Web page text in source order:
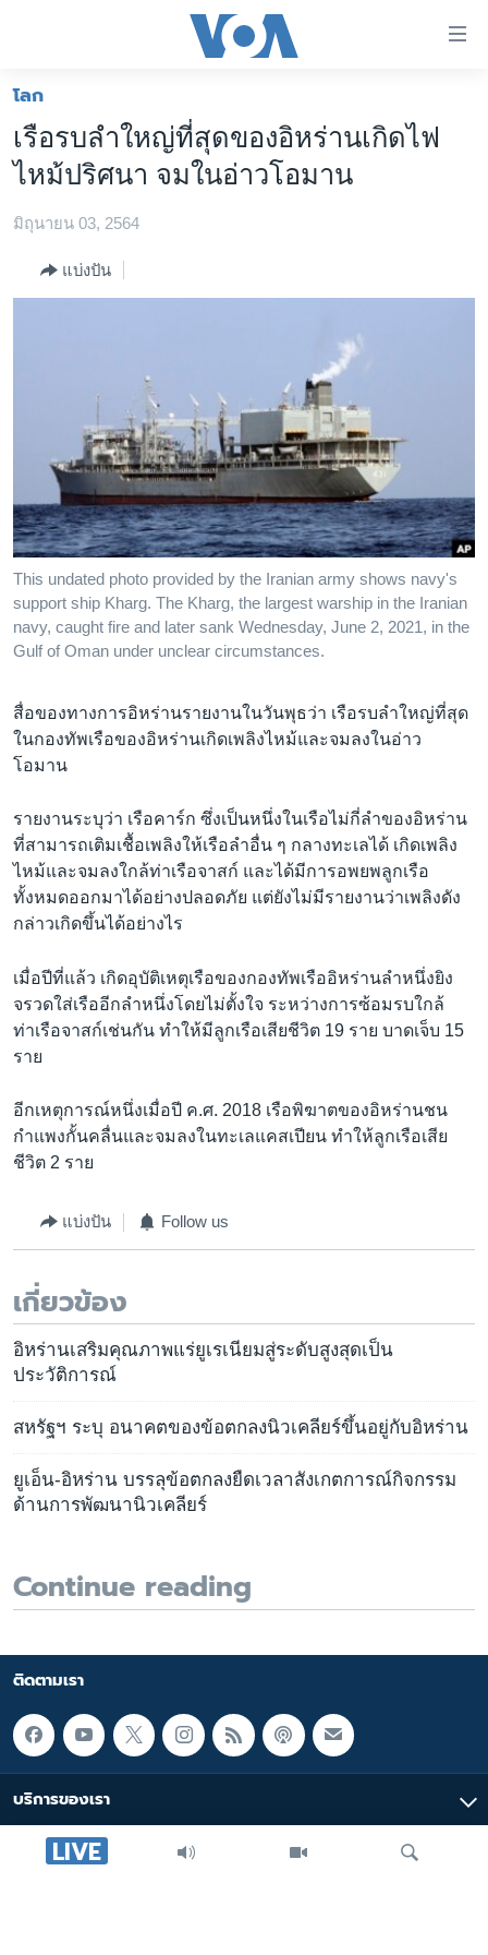
ต่อ
ข้าม
ไป
เนื้อหา
ข้าม
โลก
เอเชีย
สหรัฐฯ
ไทย
สังคมและสุขภาพ
ไลฟ์สไตล์
ตรวจสอบข่าว
เรียนรู้ภาษาอังกฤษ
พอดคาสต์
ติดตามเรา
เลือกภาษา
LIVE
โลก
เรือรบลำใหญ่ที่สุดของอิหร่านเกิดไฟ
ไหม้ปริศนา จมในอ่าวโอมาน
มิถุนายน 03, 2564
แบ่งปัน
This undated photo provided by the Iranian army shows navy's
support ship Kharg. The Kharg, the largest warship in the Iranian
navy, caught fire and later sank Wednesday, June 2, 2021, in the
Gulf of Oman under unclear circumstances.
สื่อของทางการอิหร่านรายงานในวันพุธว่า เรือรบลำใหญ่ที่สุด
ในกองทัพเรือของอิหร่านเกิดเพลิงไหม้และจมลงในอ่าว
โอมาน
รายงานระบุว่า เรือคาร์ก ซึ่งเป็นหนึ่งในเรือไม่กี่ลำของอิหร่าน
ที่สามารถเติมเชื้อเพลิงให้เรือลำอื่น ๆ กลางทะเลได้ เกิดเพลิง
ไหม้และจมลงใกล้ท่าเรือจาสก์ และได้มีการอพยพลูกเรือ
ทั้งหมดออกมาได้อย่างปลอดภัย แต่ยังไม่มีรายงานว่าเพลิงดัง
กล่าวเกิดขึ้นได้อย่างไร
เมื่อปีที่แล้ว เกิดอุบัติเหตุเรือของกองทัพเรืออิหร่านลำหนึ่งยิง
จรวดใส่เรืออีกลำหนึ่งโดยไม่ตั้งใจ ระหว่างการซ้อมรบใกล้
ท่าเรือจาสก์เช่นกัน ทำให้มีลูกเรือเสียชีวิต 19 ราย บาดเจ็บ 15
ราย
อีกเหตุการณ์หนึ่งเมื่อปี ค.ศ. 2018 เรือพิฆาตของอิหร่านชน
กำแพงกั้นคลื่นและจมลงในทะเลแคสเปียน ทำให้ลูกเรือเสีย
ชีวิต 2 ราย
แบ่งปัน Follow us
เกี่ยวข้อง
อิหร่านเสริมคุณภาพแร่ยูเรเนียมสู่ระดับสูงสุดเป็น
ประวัติการณ์
สหรัฐฯ ระบุ อนาคตของข้อตกลงนิวเคลียร์ขึ้นอยู่กับอิหร่าน
ยูเอ็น-อิหร่าน บรรลุข้อตกลงยืดเวลาสังเกตการณ์กิจกรรม
ด้านการพัฒนานิวเคลียร์
Continue reading
ติดตามเรา
บริการของเรา
มัลติมีเดีย